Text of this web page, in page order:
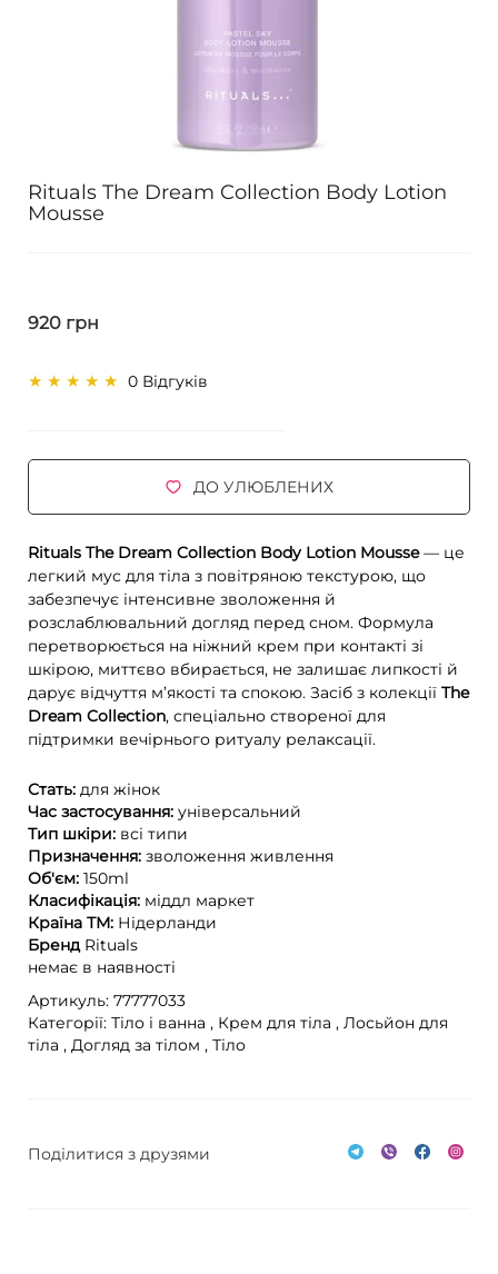
Rituals The Dream Collection Body Lotion
Mousse
920 грн
0 Відгуків
Rituals The Dream Collection Body Lotion Mousse— це
легкий мус для тіла з повітряною текстурою, що
забезпечує інтенсивне зволоження й
розслаблювальний догляд перед сном. Формула
перетворюється на ніжний крем при контакті зі
шкірою, миттєво вбирається, не залишає липкості й
дарує відчуття м’якості та спокою. Засіб з колекції The
Dream Collection, спеціально створеної для
підтримки вечірнього ритуалу релаксації.
Стать: для жінок
Час застосування: універсальний
Тип шкіри: всі типи
Призначення: зволоження живлення
Об'єм: 150ml
Класифікація: міддл маркет
Країна ТМ: Нідерланди
Бренд Rituals
немає в наявності
ДО УЛЮБЛЕНИХ
Артикуль: 77777033
Категорії: Тіло і ванна , Крем для тіла , Лосьйон для
тіла , Догляд за тілом , Тіло
Поділитися з друзями